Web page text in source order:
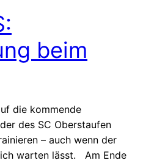
beim
die kommende
des SC Oberstaufen
– auch wenn der
warten lässt. Am Ende